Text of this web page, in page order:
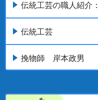
伝統工芸の職人紹介
伝統工芸
挽物師 岸本政男